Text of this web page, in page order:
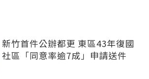
新竹首件公辦都更 東區43年復國
社區「同意率逾7成」申請送件